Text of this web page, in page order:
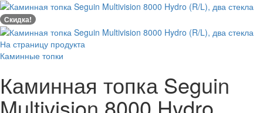
Скидка!
На страницу продукта
Каминные топки
Каминная топка Seguin